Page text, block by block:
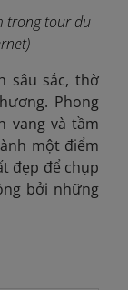
trong tour du
sâu sắc, thờ
Phong
vang và tầm
một điểm
đẹp để chụp
bởi những